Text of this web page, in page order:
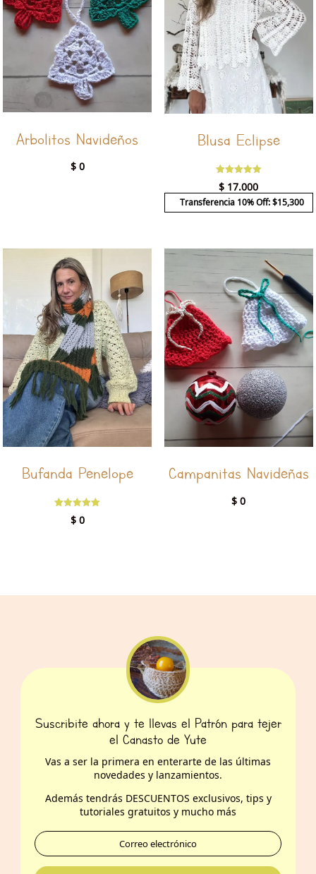
Arbolitos Navideños
$0
Blusa Eclipse
Valorado
con
5.00
de 5
$ 17.000
Transferencia 10% Off: $15,300
Bufanda Penelope
Valorado
con
$0
Campanitas Navideñas
$ 0
Suscribite ahora y te llevas el Patrón para tejer
el Canasto de Yute
Vas a ser la primera en enterarte de las últimas
novedades y lanzamientos.
Además tendrás DESCUENTOS exclusivos, tips y
tutoriales gratuitos y mucho más